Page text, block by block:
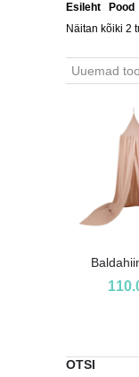
Esileht Pood
Näitan kõiki 2
OTSI